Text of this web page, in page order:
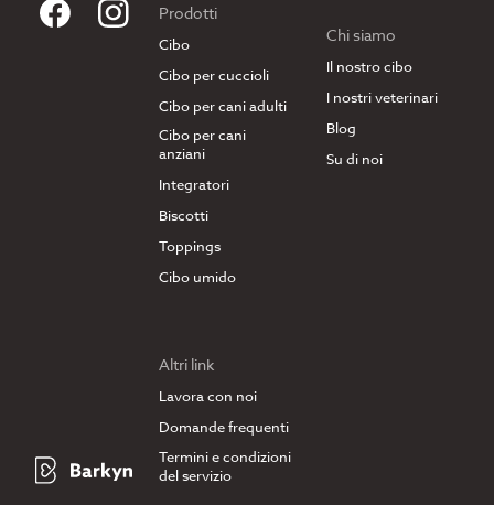
Prodotti
Cibo
Cibo per cuccioli
Cibo per cani adulti
Cibo per cani
anziani
Integratori
Biscotti
Toppings
Cibo umido
Chi siamo
Il nostro cibo
I nostri veterinari
Blog
Su di noi
Altri link
Lavora con noi
Domande frequenti
Termini e condizioni
del servizio